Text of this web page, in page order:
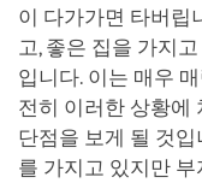
이 다가가면 타버립
고, 좋은 집을 가지
입니다. 이는 매우
전히 이러한 상황에
단점을 보게 될 것
를 가지고 있지만